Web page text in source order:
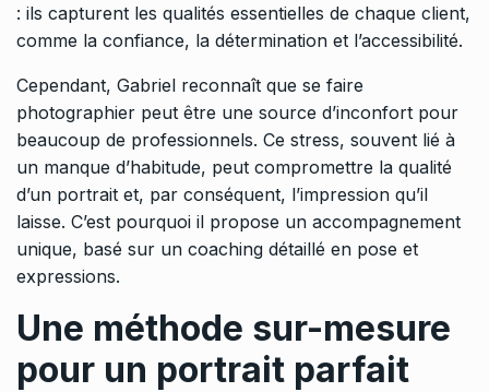
: ils capturent les qualités essentielles de chaque client,
comme la confiance, la détermination et l’accessibilité.
Cependant, Gabriel reconnaît que se faire
photographier peut être une source d’inconfort pour
beaucoup de professionnels. Ce stress, souvent lié à
un manque d’habitude, peut compromettre la qualité
d’un portrait et, par conséquent, l’impression qu’il
laisse. C’est pourquoi il propose un accompagnement
unique, basé sur un coaching détaillé en pose et
expressions.
Une méthode sur-mesure
pour un portrait parfait